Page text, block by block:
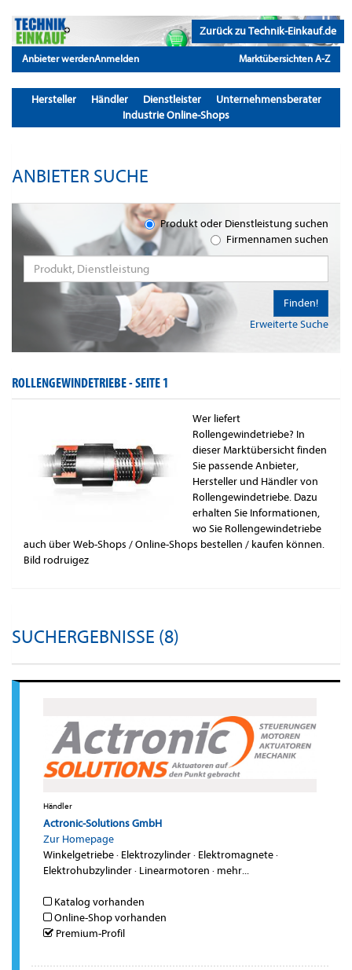
Zurück zu Technik-Einkauf.de
Anbieter werdenAnmelden Marktübersichten A-Z
Hersteller Händler Dienstleister
Unternehmensberater
Industrie Online-Shops
ANBIETER SUCHE
Produkt oder Dienstleistung suchen
Firmennamen suchen
Erweiterte Suche
Finden!
ROLLENGEWINDETRIEBE -SEITE 1
Wer liefert
Rollengewindetriebe? In
dieser Marktübersicht finden
Sie passende Anbieter,
Hersteller und Händler von
Rollengewindetriebe. Dazu
erhalten Sie Informationen,
wo Sie Rollengewindetriebe
auch über Web-Shops / Online-Shops bestellen / kaufen können.
Bild rodruigez
SUCHERGEBNISSE (8)
Händler
Actronic-Solutions GmbH
Zur Homepage
Winkelgetriebe· Elektrozylinder· Elektromagnete·
Elektrohubzylinder· Linearmotoren · mehr...
Katalog vorhanden
Online-Shop vorhanden
Premium-Profil